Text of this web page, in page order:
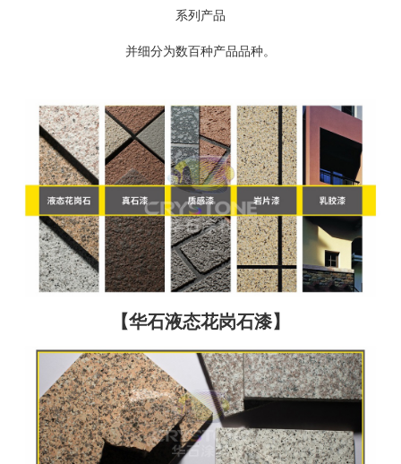
系列产品
并细分为数百种产品品种。
【华石液态花岗石漆】